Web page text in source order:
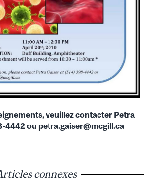
veuillez contacter Petra
4442 ou petra.gaiser@mcgill.ca
connexes